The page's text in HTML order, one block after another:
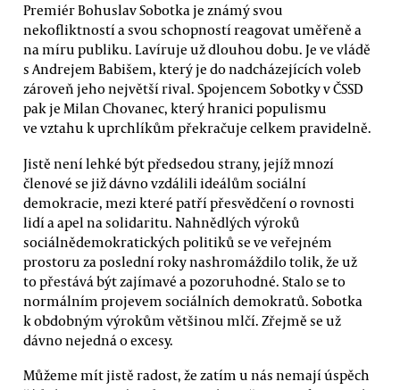
Premiér Bohuslav Sobotka je známý svou
nekofliktností a svou schopností reagovat uměřeně a
na míru publiku. Lavíruje už dlouhou dobu. Je ve vládě
s Andrejem Babišem, který je do nadcházejících voleb
zároveň jeho největší rival. Spojencem Sobotky v ČSSD
pak je Milan Chovanec, který hranici populismu
ve vztahu k uprchlíkům překračuje celkem pravidelně.
Jistě není lehké být předsedou strany, jejíž mnozí
členové se již dávno vzdálili ideálům sociální
demokracie, mezi které patří přesvědčení o rovnosti
lidí a apel na solidaritu. Nahnědlých výroků
sociálnědemokratických politiků se ve veřejném
prostoru za poslední roky nashromáždilo tolik, že už
to přestává být zajímavé a pozoruhodné. Stalo se to
normálním projevem sociálních demokratů. Sobotka
k obdobným výrokům většinou mlčí. Zřejmě se už
dávno nejedná o excesy.
Můžeme mít jistě radost, že zatím u nás nemají úspěch